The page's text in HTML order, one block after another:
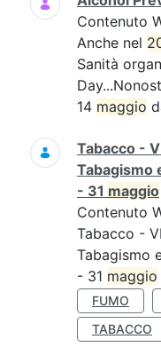
Contenuto
Anche nel
Sanità
14 maggio
Tabacco -
Tabagismo
- 31 maggio
Contenuto
Tabacco -
Tabagismo
- 31 maggio
FUMO
TABACCO